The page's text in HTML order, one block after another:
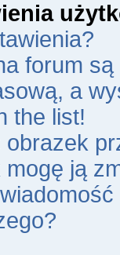
forum są
a
the list!
ją